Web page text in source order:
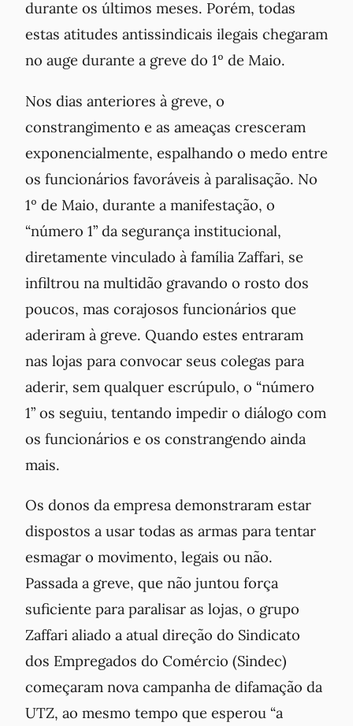
durante os últimos meses. Porém, todas
estas atitudes antissindicais ilegais chegaram
no auge durante a greve do 1º de Maio.
Nos dias anteriores à greve, o
constrangimento e as ameaças cresceram
exponencialmente, espalhando o medo entre
os funcionários favoráveis à paralisação. No
1º de Maio, durante a manifestação, o
“número 1” da segurança institucional,
diretamente vinculado à família Zaffari, se
infiltrou na multidão gravando o rosto dos
poucos, mas corajosos funcionários que
aderiram à greve. Quando estes entraram
nas lojas para convocar seus colegas para
aderir, sem qualquer escrúpulo, o “número
1” os seguiu, tentando impedir o diálogo com
os funcionários e os constrangendo ainda
mais.
Os donos da empresa demonstraram estar
dispostos a usar todas as armas para tentar
esmagar o movimento, legais ou não.
Passada a greve, que não juntou força
suficiente para paralisar as lojas, o grupo
Zaffari aliado a atual direção do Sindicato
dos Empregados do Comércio (Sindec)
começaram nova campanha de difamação da
UTZ, ao mesmo tempo que esperou “a